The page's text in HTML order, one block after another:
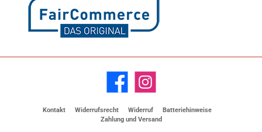
Facebook Instagram
Kontakt Widerrufsrecht Widerruf
Batteriehinweise
Zahlung und Versand